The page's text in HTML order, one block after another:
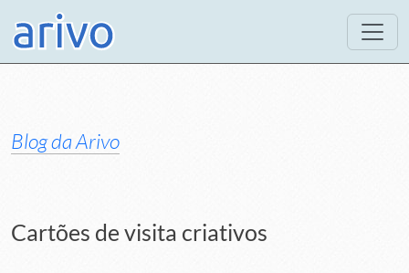
Blog da Arivo
Cartões de visita criativos